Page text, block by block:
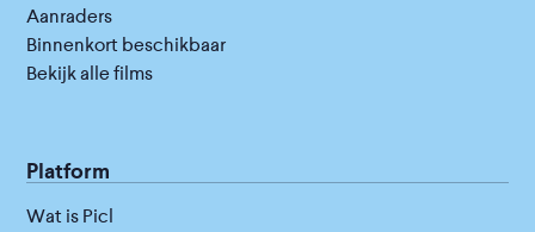
Aanraders
Binnenkort beschikbaar
Bekijk alle films
Platform
Wat is Picl